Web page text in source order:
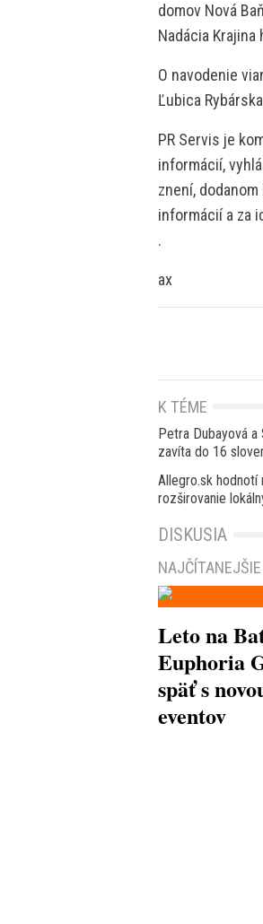
domov Nová
Nadácia Krajina
O navodenie
Ľubica
PR Servis je
informácií,
znení,
informácií a za
.
ax
K TÉME
Petra Dubayová
zavíta do 16
Allegro.sk hodnotí
rozširovanie
DISKUSIA
Leto na
Euphoria
späť s
eventov